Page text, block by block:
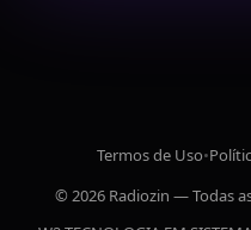
Termos de Uso•
© 2026 Radiozin — Todas